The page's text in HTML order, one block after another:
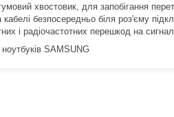
хвостовик, для запобігання
безпосередньо біля роз'єму
і радіочастотних перешкод на
SAMSUNG